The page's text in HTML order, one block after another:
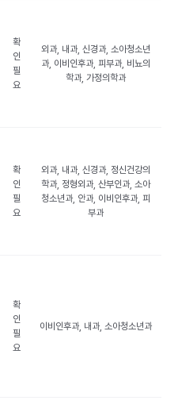
확
인
필
요
외과, 내과, 신경과, 소아청소년
과, 이비인후과, 피부과, 비뇨의
학과, 가정의학과
확
인
필
요
외과, 내과, 신경과, 정신건강의
학과, 정형외과, 산부인과, 소아
청소년과, 안과, 이비인후과, 피
부과
확
인
필
요
이비인후과, 내과, 소아청소년과